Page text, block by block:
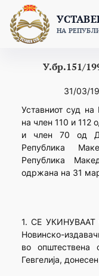
content
НА
У.бр.151/
31/03/
Уставниот суд на
на член 110 и 112
и член 70 од
Република
Република
одржана на 31
1. СЕ УКИНУВААТ
Новинско-
во општествена
Гевгелија,